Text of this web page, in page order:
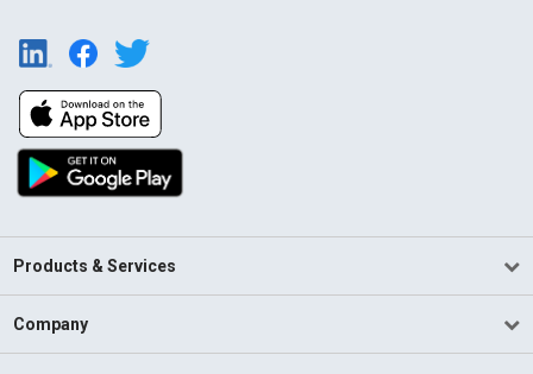
Products & Services
Company